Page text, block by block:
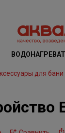
для бани